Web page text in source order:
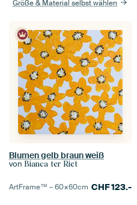
Größe & Material selbst wählen
Blumen gelb braun weiß
von Bianca ter Riet
ArtFrame™ –60×60cm CHF123.-